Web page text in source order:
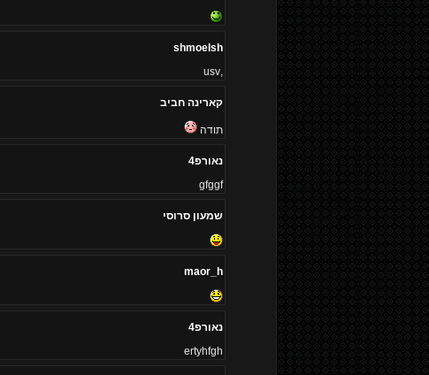
shmoelsh
,usv
קארינה חביב
תודה
נאורפ4
gfggf
שמעון סרוסי
maor_h
נאורפ4
ertyhfgh